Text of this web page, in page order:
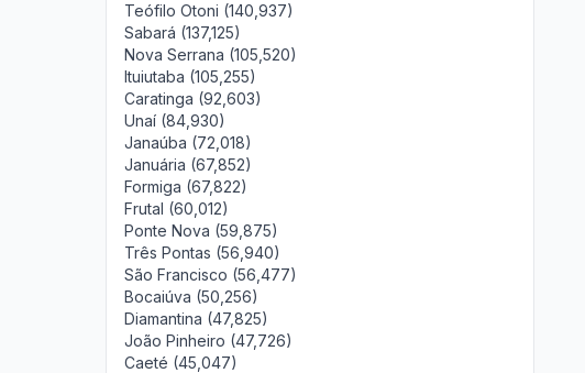
Teófilo Otoni (140,937)
Sabará (137,125)
Nova Serrana (105,520)
Ituiutaba (105,255)
Caratinga (92,603)
Unaí (84,930)
Janaúba (72,018)
Januária (67,852)
Formiga (67,822)
Frutal (60,012)
Ponte Nova (59,875)
Três Pontas (56,940)
São Francisco (56,477)
Bocaiúva (50,256)
Diamantina (47,825)
João Pinheiro (47,726)
Caeté (45,047)